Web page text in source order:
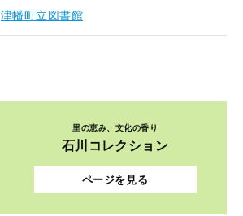
津幡町立図書館
里の恵み、文化の香り
石川コレクション
ページを見る